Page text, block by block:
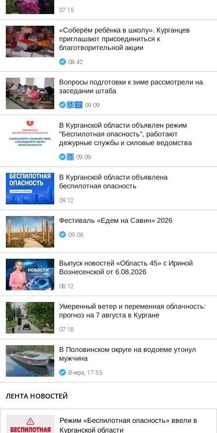
07:15
«Соберём ребёнка в школу». Курганцев
приглашают присоединиться к
благотворительной акции
08:42
Вопросы подготовки к зиме рассмотрели на
заседании штаба
09:09
В Курганской области объявлен режим
"Беспилотная опасность", работают
дежурные службы и силовые ведомства
09:09
В Курганской области объявлена
беспилотная опасность
09:12
Фестиваль «Едем на Савин» 2026
09:06
Выпуск новостей «Область 45» с Ириной
Вознесенской от 6.08.2026
08:12
Умеренный ветер и переменная облачность:
прогноз на 7 августа в Кургане
07:18
В Половинском округе на водоеме утонул
мужчина
Вчера, 17:53
ЛЕНТА НОВОСТЕЙ
Режим «Беспилотная опасность» ввели в
Курганской области